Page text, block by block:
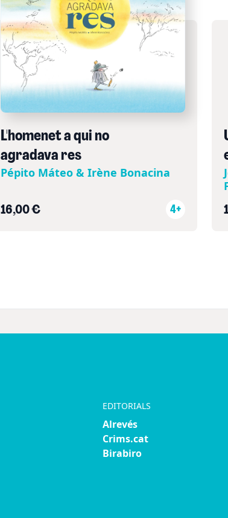
L'homenet a qui no
agradava res
Pépito Máteo & Irène Bonacina
16,00 € 4+
EDITORIALS
Alrevés
Crims.cat
Birabiro